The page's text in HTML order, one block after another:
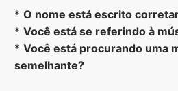
* O nome está escrito
* Você está se referindo à
* Você está procurando uma
semelhante?